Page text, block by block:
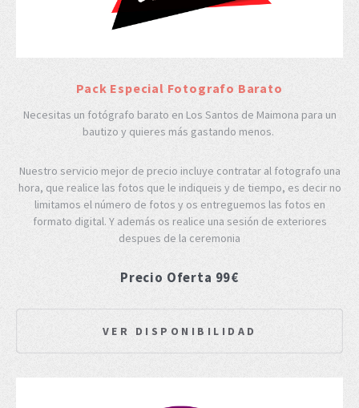
Pack Especial Fotografo Barato
Necesitas un fotógrafo barato en Los Santos de Maimona para un
bautizo y quieres más gastando menos.
Nuestro servicio mejor de precio incluye contratar al fotografo una
hora, que realice las fotos que le indiqueis y de tiempo, es decir no
limitamos el número de fotos y os entreguemos las fotos en
formato digital. Y además os realice una sesión de exteriores
despues de la ceremonia
Precio Oferta 99€
VER DISPONIBILIDAD